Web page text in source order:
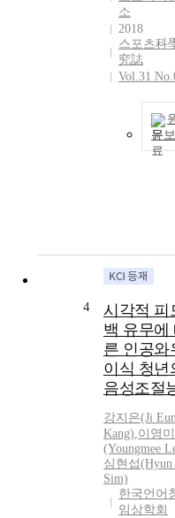
소
2018
스포츠科
究誌
Vol.31
문
4
시각적 피
백 유무에
른 인공와
이식 청년
음성조절
강지은(Ji
Kang),이영미
(Youngmee
심현섭(Hyun
Sim)
한국언어
임상학회